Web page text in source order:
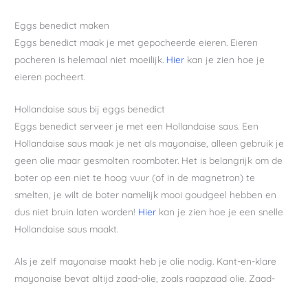
Eggs benedict maken
Eggs benedict maak je met gepocheerde eieren. Eieren
pocheren is helemaal niet moeilijk. Hier kan je zien hoe je
eieren pocheert.
Hollandaise saus bij eggs benedict
Eggs benedict serveer je met een Hollandaise saus. Een
Hollandaise saus maak je net als mayonaise, alleen gebruik je
geen olie maar gesmolten roomboter. Het is belangrijk om de
boter op een niet te hoog vuur (of in de magnetron) te
smelten, je wilt de boter namelijk mooi goudgeel hebben en
dus niet bruin laten worden! Hier kan je zien hoe je een snelle
Hollandaise saus maakt.
Als je zelf mayonaise maakt heb je olie nodig. Kant-en-klare
mayonaise bevat altijd zaad-olie, zoals raapzaad olie. Zaad-